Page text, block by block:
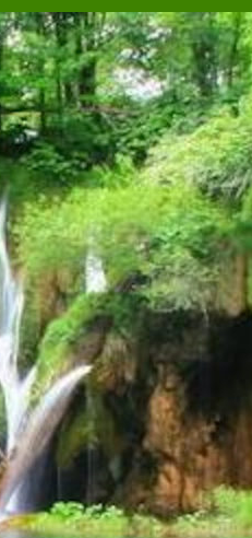
簡
介：
從
傳
統
單
層
膜
大
棚
與
新
型
雙
層
膜
大
棚
對